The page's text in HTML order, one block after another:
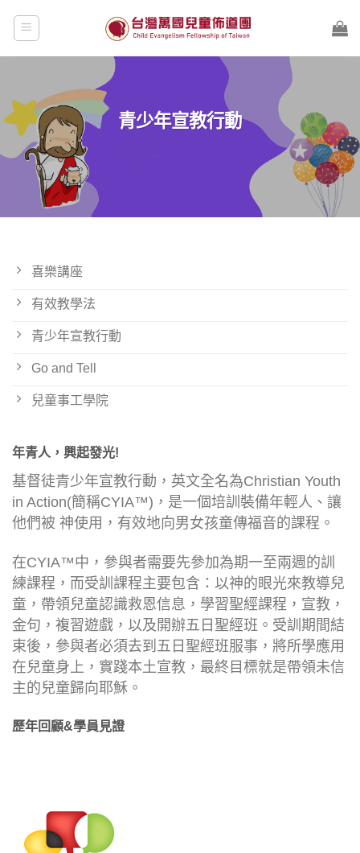
青少年宣教行動
喜樂講座
有效教學法
青少年宣教行動
Go and Tell
兒童事工學院
年青人，興起發光!
基督徒青少年宣教行動，英文全名為Christian Youth
in Action(簡稱CYIA™)，是一個培訓裝備年輕人、讓
他們被 神使用，有效地向男女孩童傳福音的課程。
在CYIA™中，參與者需要先參加為期一至兩週的訓
練課程，而受訓課程主要包含：以神的眼光來教導兒
童，帶領兒童認識救恩信息，學習聖經課程，宣教，
金句，複習遊戲，以及開辦五日聖經班。受訓期間結
束後，參與者必須去到五日聖經班服事，將所學應用
在兒童身上，實踐本土宣教，最終目標就是帶領未信
主的兒童歸向耶穌。
歷年回顧&學員見證